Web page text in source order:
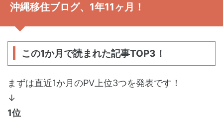
沖縄移住ブログ、1年11ヶ月！
この1か月で読まれた記事TOP3！
まずは直近1か月のPV上位3つを発表です！
↓
1位